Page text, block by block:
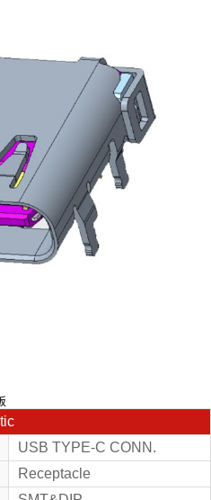
USB TYPE-C CONN.
Receptacle